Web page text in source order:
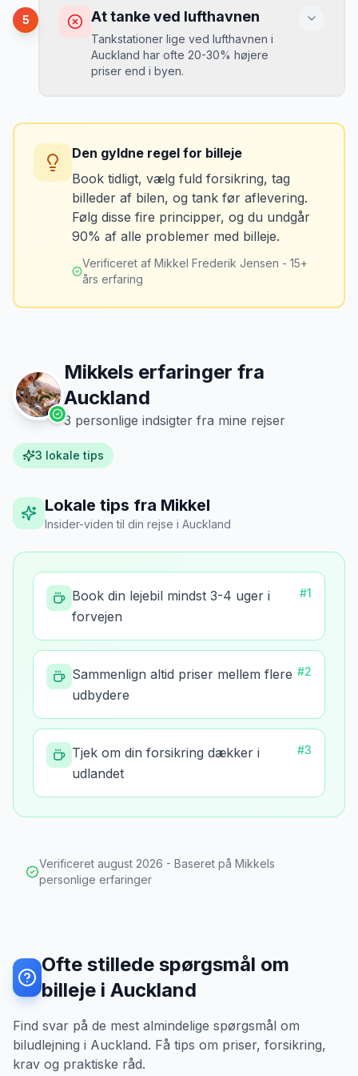
Du kan blive opkrævet for skader, der
var der før du fik bilen.
Løsning
brændstofmåleren.
MJ
Mikkels erfaring Oktober 2024
“Jeg fotograferer altid bilen fra alle
vinkler ved afhentning. Det har reddet
5 At tanke ved lufthavnen
Tankstationer lige ved lufthavnen i
Auckland har ofte 20-30% højere
priser end i byen.
sidste tankning.
Tank bilen op et par kilometer fra
lufthavnen dagen før aflevering. Priserne
er markant lavere.
Den gyldne regel for billeje
Book tidligt, vælg fuld forsikring, tag
billeder af bilen, og tank før aflevering.
Følg disse fire principper, og du undgår
90% af alle problemer med billeje.
Verificeret af Mikkel Frederik Jensen - 15+
års erfaring
Mikkels erfaringer fra
Auckland
3 personlige indsigter fra mine rejser
3 lokale tips
Lokale tips fra Mikkel
Insider-viden til din rejse i Auckland
Book din lejebil mindst 3-4 uger i
forvejen
#1
Sammenlign altid priser mellem flere
udbydere
#2
Tjek om din forsikring dækker i
udlandet
#3
Verificeret august 2026 - Baseret på Mikkels
personlige erfaringer
Ofte stillede spørgsmål om
billeje i Auckland
Find svar på de mest almindelige spørgsmål om
biludlejning i Auckland. Få tips om priser, forsikring,
krav og praktiske råd.